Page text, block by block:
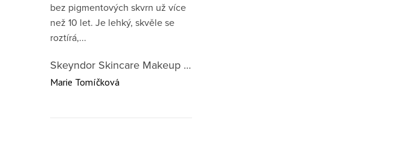
bez pigmentových skvrn už více
než 10 let. Je lehký, skvěle se
roztírá,...
Skeyndor Skincare Makeup DD Cream SPF50 – lehký tónovací krém pro všechny typy pleti 40 ml
Marie Tomíčková